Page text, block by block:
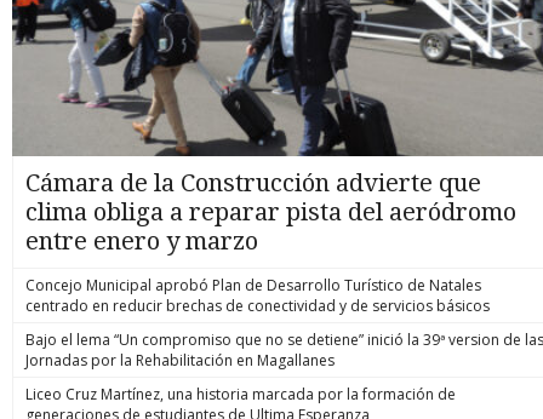
Cámara de la Construcción advierte que
clima obliga a reparar pista del aeródromo
entre enero y marzo
Concejo Municipal aprobó Plan de Desarrollo Turístico de Natales
centrado en reducir brechas de conectividad y de servicios básicos
Bajo el lema “Un compromiso que no se detiene” inició la 39ª version de las
Jornadas por la Rehabilitación en Magallanes
Liceo Cruz Martínez, una historia marcada por la formación de
generaciones de estudiantes de Ultima Esperanza